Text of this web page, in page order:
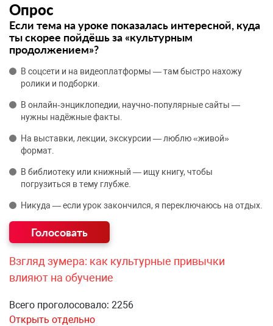
Опрос
Если тема на уроке показалась интересной, куда
ты скорее пойдёшь за «культурным
продолжением»?
В соцсети и на видеоплатформы — там быстро нахожу
ролики и подборки.
В онлайн‑энциклопедии, научно‑популярные сайты —
нужны надёжные факты.
На выставки, лекции, экскурсии — люблю «живой»
формат.
В библиотеку или книжный — ищу книгу, чтобы
погрузиться в тему глубже.
Никуда — если урок закончился, я переключаюсь на отдых.
Взгляд зумера: как культурные привычки
влияют на обучение
Всего проголосовало: 2256
Открыть отдельно